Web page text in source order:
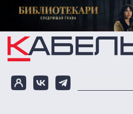
Перейти к основному содержанию